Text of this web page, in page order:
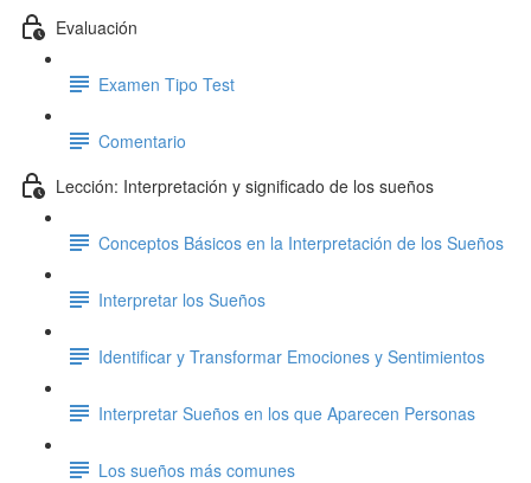
Evaluación
Examen Tipo Test
Comentario
Lección: Interpretación y significado de los sueños
Conceptos Básicos en la Interpretación de los Sueños
Interpretar los Sueños
Identificar y Transformar Emociones y Sentimientos
Interpretar Sueños en los que Aparecen Personas
Los sueños más comunes